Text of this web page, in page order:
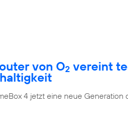
von O2 vereint
4 jetzt eine neue